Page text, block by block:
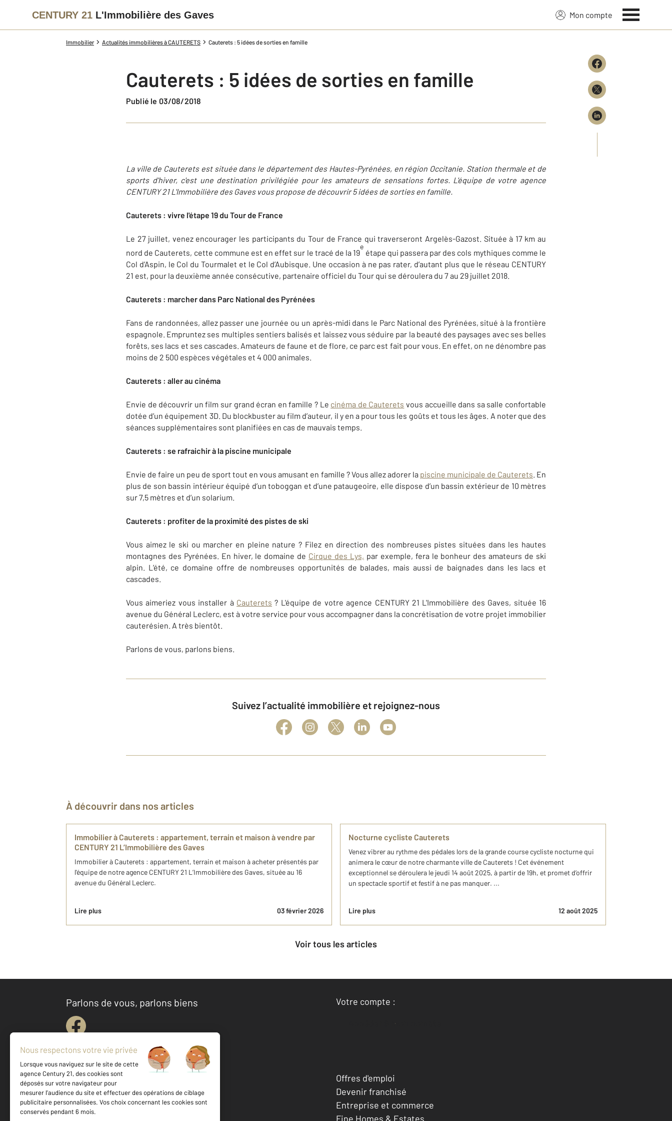
CENTURY 21 L'Immobilière des Gaves Mon compte
Immobilier Actualités immobilières à CAUTERETS Cauterets : 5 idées de sorties en famille
Cauterets : 5 idées de sorties en famille
Publié le 03/08/2018
La ville de Cauterets est située dans le département des Hautes-Pyrénées, en région Occitanie. Station thermale et de
sports d'hiver, c'est une destination privilégiée pour les amateurs de sensations fortes. L'équipe de votre agence
CENTURY 21 L'Immobilière des Gaves vous propose de découvrir 5 idées de sorties en famille.
Cauterets : vivre l'étape 19 du Tour de France
Le 27 juillet, venez encourager les participants du Tour de France qui traverseront Argelès-Gazost. Située à 17 km au
nord de Cauterets, cette commune est en effet sur le tracé de la 19
e
étape qui passera par des cols mythiques comme le
Col d’Aspin, le Col du Tourmalet et le Col d’Aubisque. Une occasion à ne pas rater, d’autant plus que le réseau CENTURY
21 est, pour la deuxième année consécutive, partenaire officiel du Tour qui se déroulera du 7 au 29 juillet 2018.
Cauterets : marcher dans Parc National des Pyrénées
Fans de randonnées, allez passer une journée ou un après-midi dans le Parc National des Pyrénées, situé à la frontière
espagnole. Empruntez ses multiples sentiers balisés et laissez vous séduire par la beauté des paysages avec ses belles
forêts, ses lacs et ses cascades. Amateurs de faune et de flore, ce parc est fait pour vous. En effet, on ne dénombre pas
moins de 2 500 espèces végétales et 4 000 animales.
Cauterets : aller au cinéma
Envie de découvrir un film sur grand écran en famille ? Le cinéma de Cauterets vous accueille dans sa salle confortable
dotée d’un équipement 3D. Du blockbuster au film d’auteur, il y en a pour tous les goûts et tous les âges. A noter que des
séances supplémentaires sont planifiées en cas de mauvais temps.
Cauterets : se rafraichir à la piscine municipale
Envie de faire un peu de sport tout en vous amusant en famille ? Vous allez adorer la piscine municipale de Cauterets. En
plus de son bassin intérieur équipé d’un toboggan et d’une pataugeoire, elle dispose d’un bassin extérieur de 10 mètres
sur 7,5 mètres et d’un solarium.
Cauterets : profiter de la proximité des pistes de ski
Vous aimez le ski ou marcher en pleine nature ? Filez en direction des nombreuses pistes situées dans les hautes
montagnes des Pyrénées. En hiver, le domaine de Cirque des Lys, par exemple, fera le bonheur des amateurs de ski
alpin. L’été, ce domaine offre de nombreuses opportunités de balades, mais aussi de baignades dans les lacs et
cascades.
Vous aimeriez vous installer à Cauterets ? L'équipe de votre agence CENTURY 21 L'Immobilière des Gaves, située 16
avenue du Général Leclerc, est à votre service pour vous accompagner dans la concrétisation de votre projet immobilier
cauterésien. A très bientôt.
Parlons de vous, parlons biens.
Suivez l’actualité immobilière et rejoignez-nous
À découvrir dans nos articles
Immobilier à Cauterets : appartement, terrain et maison à vendre par
CENTURY 21 L’Immobilière des Gaves
Immobilier à Cauterets : appartement, terrain et maison à acheter présentés par
l'équipe de notre agence CENTURY 21 L’Immobilière des Gaves, située au 16
avenue du Général Leclerc.
Lire plus 03 février 2026
Nocturne cycliste Cauterets
Venez vibrer au rythme des pédales lors de la grande course cycliste nocturne qui
animera le cœur de notre charmante ville de Cauterets ! Cet événement
exceptionnel se déroulera le jeudi 14 août 2025, à partir de 19h, et promet d’offrir
un spectacle sportif et festif à ne pas manquer. ...
Lire plus 12 août 2025
Voir tous les articles
Parlons de vous, parlons biens
Votre compte :
Accéder à mon compte
Votre agence est notée
Offres d'emploi
Devenir franchisé
Entreprise et commerce
Fine Homes & Estates